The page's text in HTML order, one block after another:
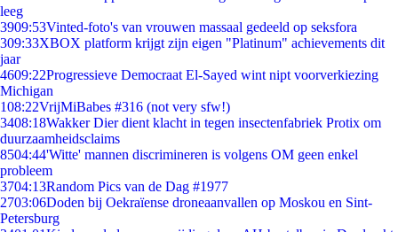
leeg
3909:53Vinted-foto's van vrouwen massaal gedeeld op seksfora
309:33XBOX platform krijgt zijn eigen "Platinum" achievements dit
jaar
4609:22Progressieve Democraat El-Sayed wint nipt voorverkiezing
Michigan
108:22VrijMiBabes #316 (not very sfw!)
3408:18Wakker Dier dient klacht in tegen insectenfabriek Protix om
duurzaamheidsclaims
8504:44'Witte' mannen discrimineren is volgens OM geen enkel
probleem
3704:13Random Pics van de Dag #1977
2703:06Doden bij Oekraïense droneaanvallen op Moskou en Sint-
Petersburg